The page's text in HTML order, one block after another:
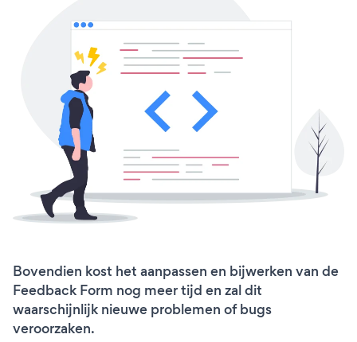
Bovendien kost het aanpassen en bijwerken van de
Feedback Form nog meer tijd en zal dit
waarschijnlijk nieuwe problemen of bugs
veroorzaken.